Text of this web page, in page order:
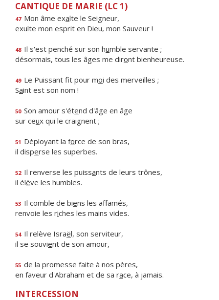
CANTIQUE DE MARIE (LC 1)
47 Mon âme exalte le Seigneur,
exulte mon esprit en Dieu, mon Sauveur !
48 Il s'est penché sur son humble servante ;
désormais, tous les âges me diront bienheureuse.
49 Le Puissant fit pour moi des merveilles ;
Saint est son nom !
50 Son amour s'étend d'âge en âge
sur ceux qui le craignent ;
51 Déployant la force de son bras,
il disperse les superbes.
52 Il renverse les puissants de leurs trônes,
il élève les humbles.
53 Il comble de biens les affamés,
renvoie les riches les mains vides.
54 Il relève Israël, son serviteur,
il se souvient de son amour,
55 de la promesse faite à nos pères,
en faveur d'Abraham et de sa race, à jamais.
INTERCESSION